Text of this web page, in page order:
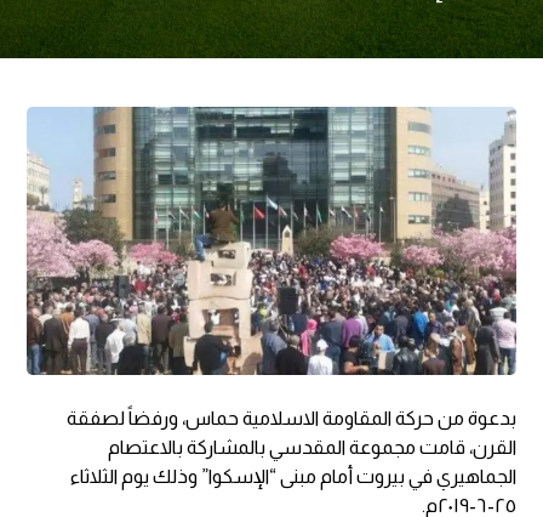
بدعوة من حركة المقاومة الاسلامية حماس، ورفضاً لصفقة
القرن، قامت مجموعة المقدسي بالمشاركة بالاعتصام
الجماهيري في بيروت أمام مبنى “الإسكوا” وذلك يوم الثلاثاء
٢٥-٦-٢٠١٩م.